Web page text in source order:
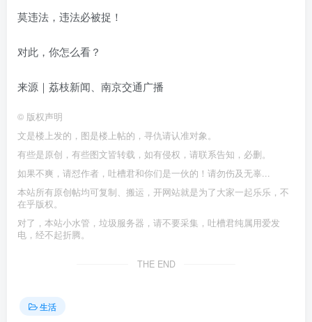
莫违法，违法必被捉！
对此，你怎么看？
来源｜荔枝新闻、南京交通广播
© 版权声明
文是楼上发的，图是楼上帖的，寻仇请认准对象。
有些是原创，有些图文皆转载，如有侵权，请联系告知，必删。
如果不爽，请怼作者，吐槽君和你们是一伙的！请勿伤及无辜...
本站所有原创帖均可复制、搬运，开网站就是为了大家一起乐乐，不
在乎版权。
对了，本站小水管，垃圾服务器，请不要采集，吐槽君纯属用爱发
电，经不起折腾。
THE END
生活